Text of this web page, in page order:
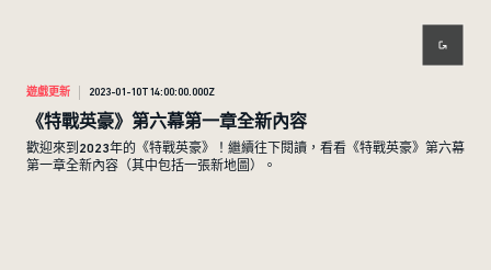
遊戲更新 2023-01-10T14:00:00.000Z
《特戰英豪》第六幕第一章全新內容
歡迎來到2023年的《特戰英豪》！繼續往下閱讀，看看《特戰英豪》第六幕
第一章全新內容（其中包括一張新地圖）。